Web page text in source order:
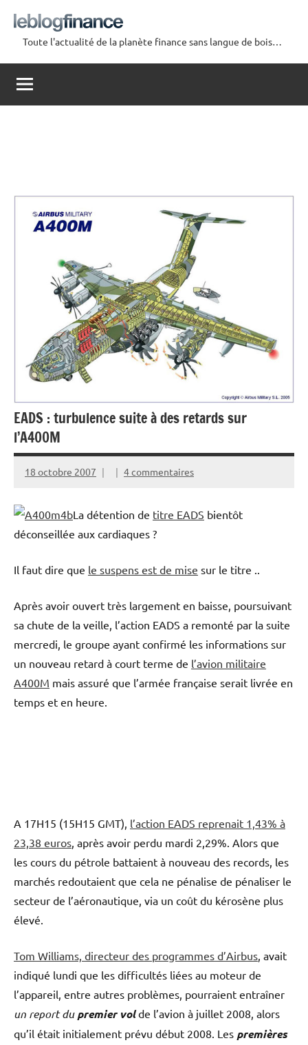
contenu
Le
Blog
Finance
Toute l'actualité de la planète finance sans langue de bois…
EADS : turbulence suite à des retards sur
l’A400M
18 octobre 2007 4 commentaires
La détention de titre EADS bientôt
déconseillée aux cardiaques ?
Il faut dire que le suspens est de mise sur le titre ..
Après avoir ouvert très largement en baisse, poursuivant
sa chute de la veille, l’action EADS a remonté par la suite
mercredi, le groupe ayant confirmé les informations sur
un nouveau retard à court terme de l’avion militaire
A400M mais assuré que l’armée française serait livrée en
temps et en heure.
A 17H15 (15H15 GMT), l’action EADS reprenait 1,43% à
23,38 euros , après avoir perdu mardi 2,29%. Alors que
les cours du pétrole battaient à nouveau des records, les
marchés redoutaient que cela ne pénalise de pénaliser le
secteur de l’aéronautique, via un coût du kérosène plus
élevé.
Tom Williams, directeur des programmes d’Airbus , avait
indiqué lundi que les difficultés liées au moteur de
l’appareil, entre autres problèmes, pourraient entraîner
un report dupremier vol de l’avion à juillet 2008, alors
qu’il était initialement prévu début 2008. Les premières